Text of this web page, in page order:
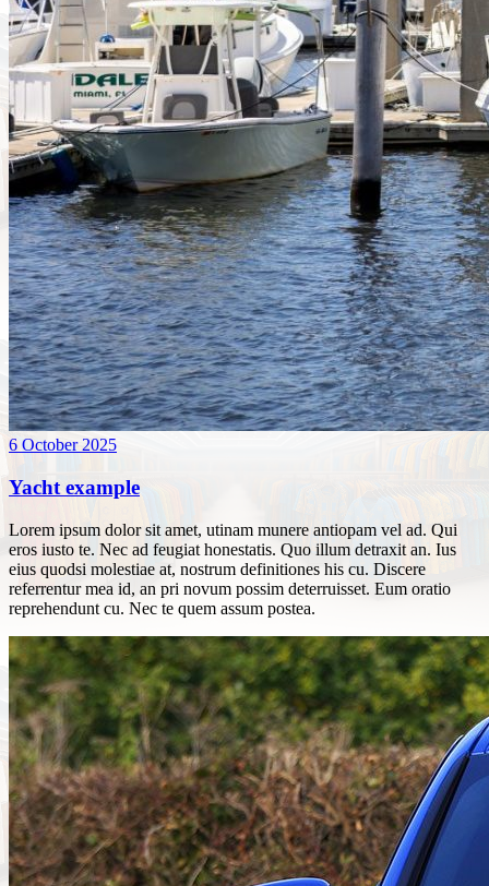
6 October 2025
Yacht example
Lorem ipsum dolor sit amet, utinam munere antiopam vel ad. Qui
eros iusto te. Nec ad feugiat honestatis. Quo illum detraxit an. Ius
eius quodsi molestiae at, nostrum definitiones his cu. Discere
referrentur mea id, an pri novum possim deterruisset. Eum oratio
reprehendunt cu. Nec te quem assum postea.